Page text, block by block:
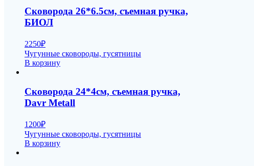
Сковорода 26*6.5см, съемная ручка,
БИОЛ
2250₽
Чугунные сковороды, гусятницы
В корзину
Сковорода 24*4см, съемная ручка,
Davr Metall
1200₽
Чугунные сковороды, гусятницы
В корзину